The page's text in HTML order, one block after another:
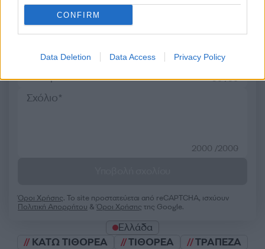
CONFIRM
Data Deletion Data Access Privacy Policy
50 /50
2000 /2000
Όροι Χρήσης. Το site προστατεύεται από reCAPTCHA, ισχύουν
Πολιτική Απορρήτου &Όροι Χρήσης της Google.
Ελλάδα
ΚΑΤΩ ΤΙΘΟΡΕΑ
ΤΙΘΟΡΕΑ ΤΡΑΠΕΖΑ